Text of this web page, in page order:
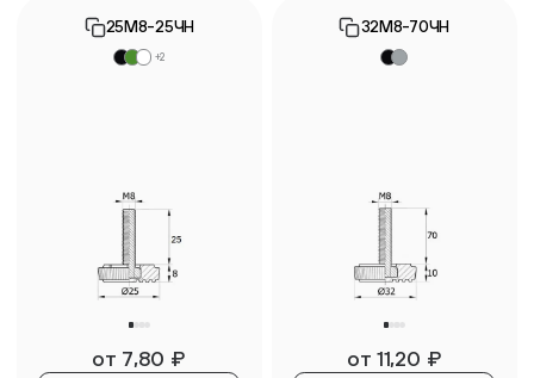
25М8-25ЧН
+2
от 7,80 ₽
32М8-70ЧН
от 11,20 ₽